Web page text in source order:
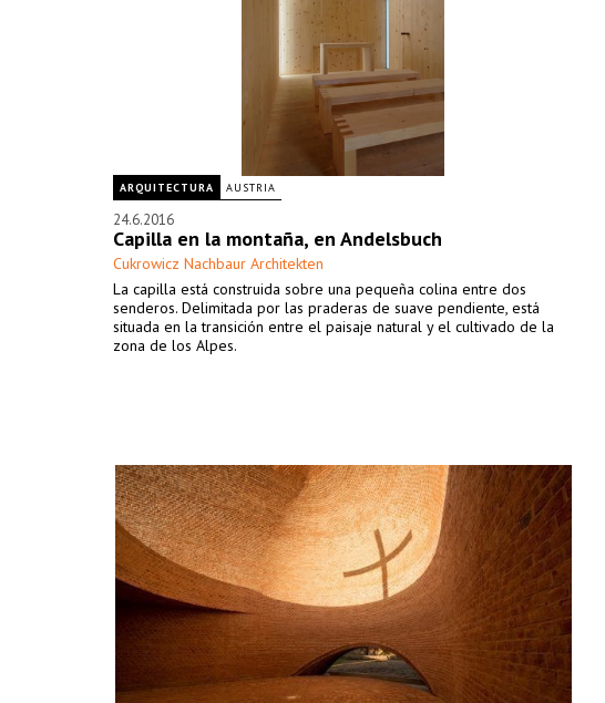
ARQUITECTURA AUSTRIA
24.6.2016
Capilla en la montaña, en Andelsbuch
Cukrowicz Nachbaur Architekten
La capilla está construida sobre una pequeña colina entre dos
senderos. Delimitada por las praderas de suave pendiente, está
situada en la transición entre el paisaje natural y el cultivado de la
zona de los Alpes.